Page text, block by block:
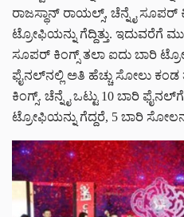
ರಾಜಸ್ಥಾನ್ ರಾಯಲ್ಸ್, ಚೆನ್ನೈ ಸೂಪರ್
ಟ್ರೋಫಿಯನ್ನು ಗೆದ್ದಿತ್ತು. ಇದುವರೆಗೆ
ಸೂಪರ್ ಕಿಂಗ್ಸ್ ತಲಾ ಐದು ಬಾರಿ
ಫೈನಲ್‌ನಲ್ಲಿ ಅತಿ ಹೆಚ್ಚು ಸೋಲು
ಕಿಂಗ್ಸ್. ಚೆನ್ನೈ ಒಟ್ಟು 10 ಬಾರಿ
ಟ್ರೋಫಿಯನ್ನು ಗೆದ್ದರೆ, 5 ಬಾರಿ